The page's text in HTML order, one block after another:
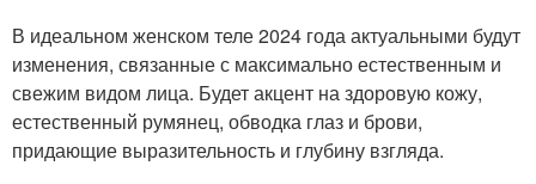
В идеальном женском теле 2024 года актуальными будут
изменения, связанные с максимально естественным и
свежим видом лица. Будет акцент на здоровую кожу,
естественный румянец, обводка глаз и брови,
придающие выразительность и глубину взгляда.